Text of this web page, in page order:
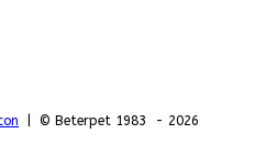
| © Beterpet 1983 - 2026